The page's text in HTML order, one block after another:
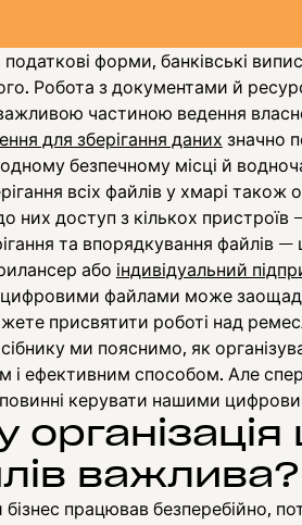
форми, банківські
Робота з документами й
частиною ведення
для зберігання даних значно
безпечному місці й
всіх файлів у хмарі
них доступ з кількох пристроїв
та впорядкування файлів
або індивідуальний
файлами може
присвятити роботі над
ми пояснимо, як
і ефективним способом. Але
повинні керувати нашими
важлива?
працював безперебійно,